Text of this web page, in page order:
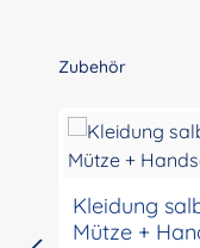
Produktgalerie
Zubehör
Kleidung
Mütze + Handschuhe